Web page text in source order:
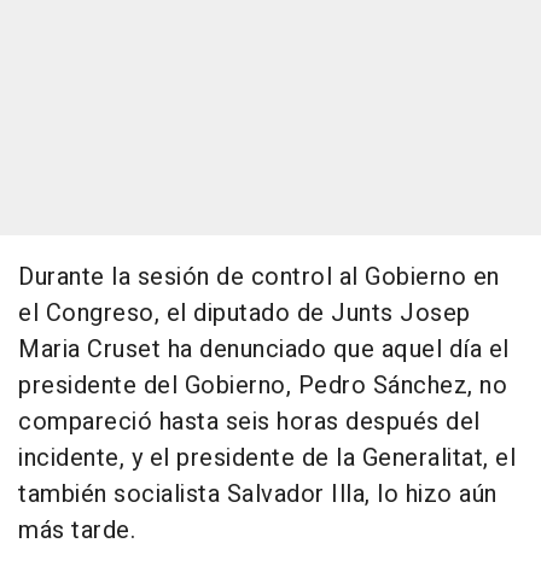
Durante la sesión de control al Gobierno en
el Congreso, el diputado de Junts Josep
Maria Cruset ha denunciado que aquel día el
presidente del Gobierno, Pedro Sánchez, no
compareció hasta seis horas después del
incidente, y el presidente de la Generalitat, el
también socialista Salvador Illa, lo hizo aún
más tarde.